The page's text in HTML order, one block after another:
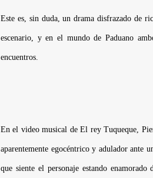
Este es, sin duda, un drama disfrazado de
escenario, y en el mundo de Paduano
encuentros.
En el video musical deEl rey Tuqueque,
aparentemente egocéntrico y adulador ante
que siente el personaje estando